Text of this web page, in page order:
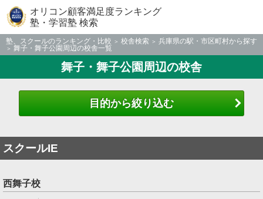
オリコン顧客満足度ランキング
塾・学習塾 検索
塾、スクールのランキング・比較 校舎検索
兵庫県の駅・市区町村から探す
舞子・舞子公園周辺の校舎一覧
舞子・舞子公園周辺の校舎
目的から絞り込む
スクールIE
西舞子校